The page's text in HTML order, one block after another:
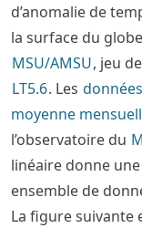
d’anomalie de
la surface du
MSU/AMSU, jeu
LT5.6. Les
moyenne
l’observatoire du
linéaire donne
ensemble de
La figure suivante